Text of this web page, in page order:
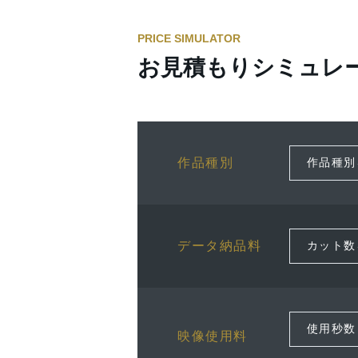
PRICE SIMULATOR
お見積もりシミュレ
作品種別
データ納品料
映像使用料